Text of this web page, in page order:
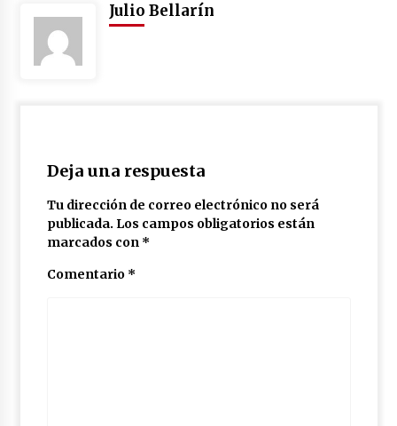
Julio Bellarín
Deja una respuesta
Tu dirección de correo electrónico no será
publicada. Los campos obligatorios están
marcados con *
Comentario *